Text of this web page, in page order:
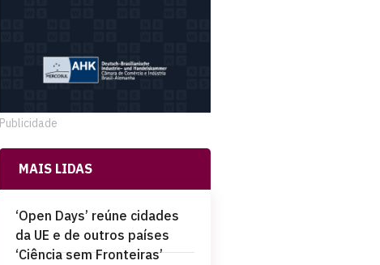
Publicidade
MAIS LIDAS
‘Open Days’ reúne cidades
da UE e de outros países
‘Ciência sem Fronteiras’